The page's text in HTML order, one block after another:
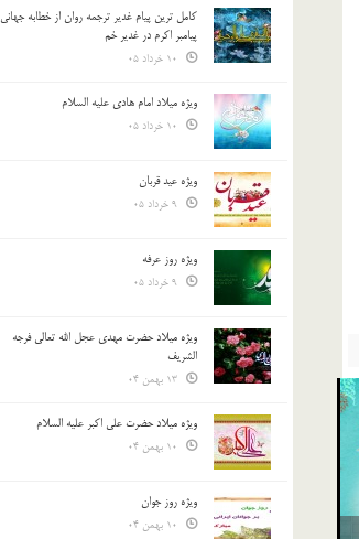
کامل ترین پیام غدیر ترجمه روان از خطابه جهانی
پیامبر اکرم در غدیر خم
ویژه میلاد امام هادی علیه السلام
ویژه عید قربان
ویژه روز عرفه
ویژه میلاد حضرت مهدی عجل الله تعالی فرجه
الشريف
ویژه میلاد حضرت علی اکبر علیه السلام
ویژه روز جوان